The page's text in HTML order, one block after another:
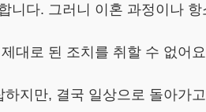
니다. 그러니 이혼 과정이나
대로 된 조치를 취할 수 없어
지만, 결국 일상으로 돌아가